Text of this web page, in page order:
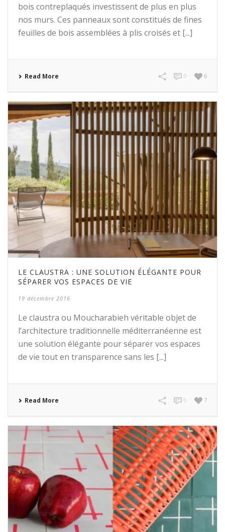
bois contreplaqués investissent de plus en plus
nos murs. Ces panneaux sont constitués de fines
feuilles de bois assemblées à plis croisés et [...]
Read More 6
0
LE CLAUSTRA : UNE SOLUTION ÉLÉGANTE POUR
SÉPARER VOS ESPACES DE VIE
19 décembre 2016
Le claustra ou Moucharabieh véritable objet de
l’architecture traditionnelle méditerranéenne est
une solution élégante pour séparer vos espaces
de vie tout en transparence sans les [...]
Read More 7
0